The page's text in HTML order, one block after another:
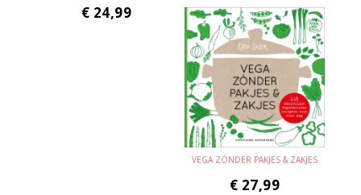
€ 24,99
VEGA ZÓNDER PAKJES & ZAKJES
€ 27,99